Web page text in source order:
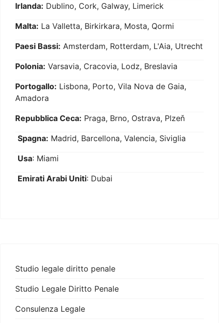
Irlanda: Dublino, Cork, Galway, Limerick
Malta: La Valletta, Birkirkara, Mosta, Qormi
Paesi Bassi: Amsterdam, Rotterdam, L'Aia, Utrecht
Polonia: Varsavia, Cracovia, Lodz, Breslavia
Portogallo: Lisbona, Porto, Vila Nova de Gaia,
Amadora
Repubblica Ceca: Praga, Brno, Ostrava, Plzeň
Spagna: Madrid, Barcellona, Valencia, Siviglia
Usa: Miami
Emirati Arabi Uniti: Dubai
Studio legale diritto penale
Studio Legale Diritto Penale
Consulenza Legale